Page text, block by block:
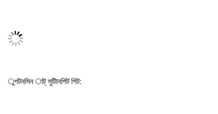
ুপটনসিন াট্ সুটািনপিট পিট: